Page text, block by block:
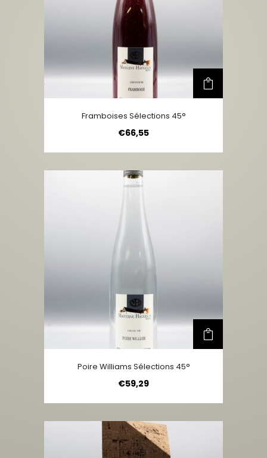
Framboises Sélections 45°
€66,55
Poire Williams Sélections 45°
€59,29